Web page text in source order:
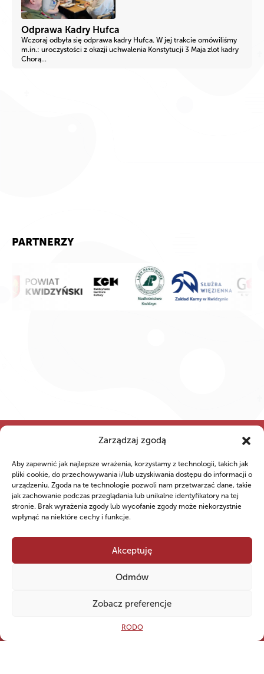
Zarządzaj zgodą
Aby zapewnić jak najlepsze wrażenia, korzystamy z technologii, takich jak
pliki cookie, do przechowywania i/lub uzyskiwania dostępu do informacji o
urządzeniu. Zgoda na te technologie pozwoli nam przetwarzać dane, takie
jak zachowanie podczas przeglądania lub unikalne identyfikatory na tej
stronie. Brak wyrażenia zgody lub wycofanie zgody może niekorzystnie
wpłynąć na niektóre cechy i funkcje.
Akceptuję
Odmów
Zobacz preferencje
RODO
Odprawa Kadry Hufca
Wczoraj odbyła się odprawa kadry Hufca. W jej trakcie omówiliśmy
m.in.: uroczystości z okazji uchwalenia Konstytucji 3 Maja zlot kadry
Chorą...
PARTNERZY
WSPÓLNIE DLA HARCERSKIEJ MISJI
Twoje wsparcie, nasza
siła!